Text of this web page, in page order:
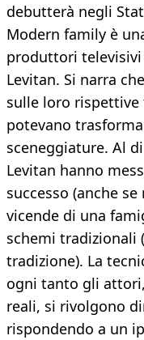
debutterà negli
Modern family è
produttori televisivi
Levitan. Si narra
sulle loro rispettive
potevano
sceneggiature. Al
Levitan hanno
successo (anche
vicende di una
schemi
tradizione). La
ogni tanto gli
reali, si rivolgono
rispondendo a un